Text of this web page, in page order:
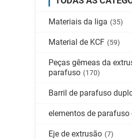
Materiais da liga (35)
Material de KCF (59)
Peças gêmeas da
parafuso (170)
Barril de parafuso
elementos de parafuso
Eje de extrusão (7)